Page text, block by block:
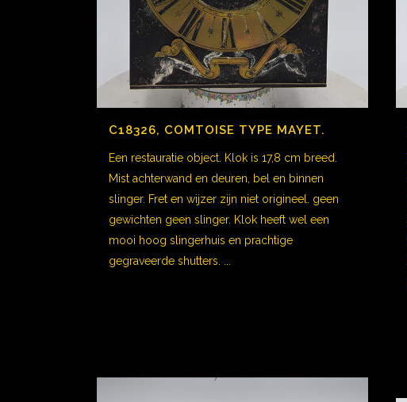
C18326, COMTOISE TYPE MAYET.
Een restauratie object. Klok is 17,8 cm breed.
Mist achterwand en deuren, bel en binnen
slinger. Fret en wijzer zijn niet origineel. geen
gewichten geen slinger. Klok heeft wel een
mooi hoog slingerhuis en prachtige
gegraveerde shutters. ...